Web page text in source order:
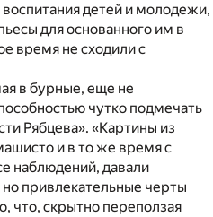
детей и молодежи,
для основанного им в
время не сходили с
в бурные, еще не
чутко подмечать
Рябцева». «Картины из
и в то же время с
наблюдений, давали
привлекательные черты
что, скрытно переползая